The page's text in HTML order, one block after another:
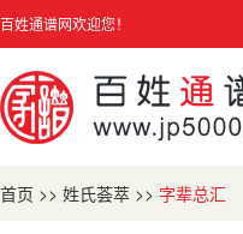
百姓通谱网欢迎您！
首页 >> 姓氏荟萃 >> 字辈总汇